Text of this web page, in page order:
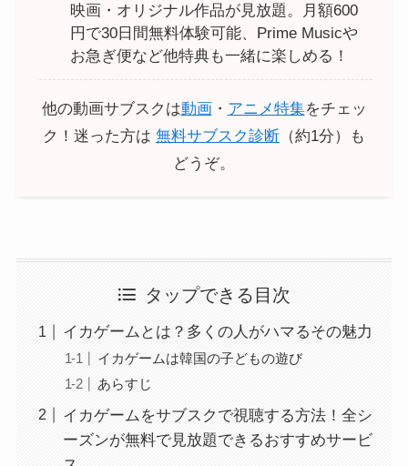
映画・オリジナル作品が見放題。月額600
円で30日間無料体験可能、Prime Musicや
お急ぎ便など他特典も一緒に楽しめる！
他の動画サブスクは動画・ アニメ特集をチェッ
ク！迷った方は 無料サブスク診断 （約1分）も
どうぞ。
タップできる目次
イカゲームとは？多くの人がハマるその魅力
イカゲームは韓国の子どもの遊び
あらすじ
イカゲームをサブスクで視聴する方法！全シ
ーズンが無料で見放題できるおすすめサービ